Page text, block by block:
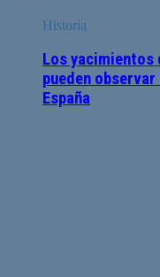
Historia
Los yacimientos
pueden
España